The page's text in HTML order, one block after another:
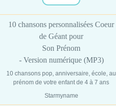
10 chansons personnalisées Coeur
de Géant pour
Son Prénom
- Version numérique (MP3)
10 chansons pop, anniversaire, école, au
prénom de votre enfant de 4 à 7 ans
Starmyname